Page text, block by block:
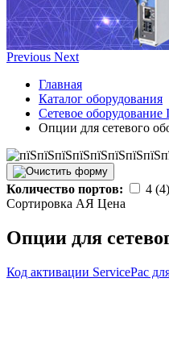
Previous Next
Главная
Каталог оборудования
Сетевое оборудование
Опции для сетевого
Количество портов: 4 (4)
Сортировка АЯ Ценa
Опции для
Код активации ServicePac